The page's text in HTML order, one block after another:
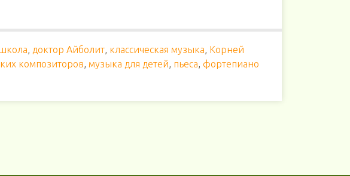
, доктор Айболит, классическая музыка, Корней
композиторов, музыка для детей, пьеса, фортепиано